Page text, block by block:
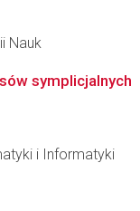
Nauk
symplicjalnych
i Informatyki